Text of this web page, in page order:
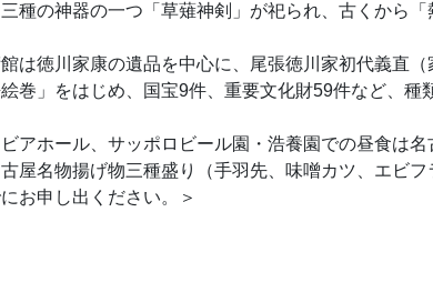
種の神器の一つ「草薙神剣」が祀られ、古くから
館は徳川家康の遺品を中心に、尾張徳川家初代義直
絵巻」をはじめ、国宝9件、重要文化財59件など、
ビアホール、サッポロビール園・浩養園での昼食は
屋名物揚げ物三種盛り（手羽先、味噌カツ、エビ
お申し出ください。＞